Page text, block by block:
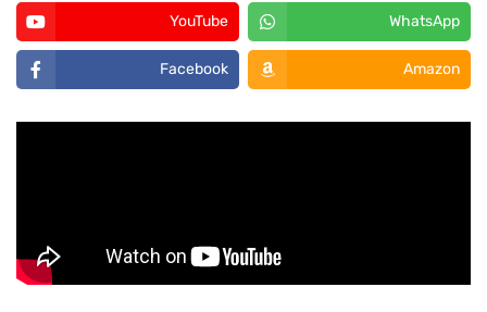
YouTube WhatsApp
Facebook Amazon